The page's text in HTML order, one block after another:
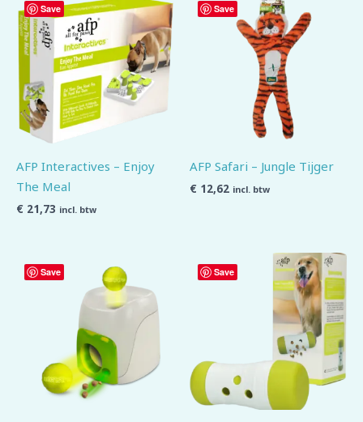
Save
AFP Interactives – Enjoy
The Meal
€ 21,73 incl. btw
Save
AFP Safari – Jungle Tijger
€ 12,62 incl. btw
Save Save